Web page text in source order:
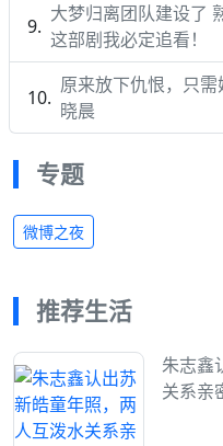
大梦归离团队建设了
这部剧我必定追看！
原来放下仇恨，只
晓晨
专题
微博之夜
推荐生活
朱志鑫
关系亲